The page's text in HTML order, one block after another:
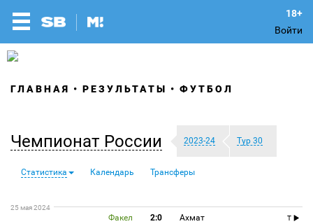
Войти
ГЛАВНАЯ РЕЗУЛЬТАТЫ ФУТБОЛ
Чемпионат России 2023-24 Тур 30
Статистика Календарь Трансферы
25 мая 2024
Факел 2:0 Ахмат T